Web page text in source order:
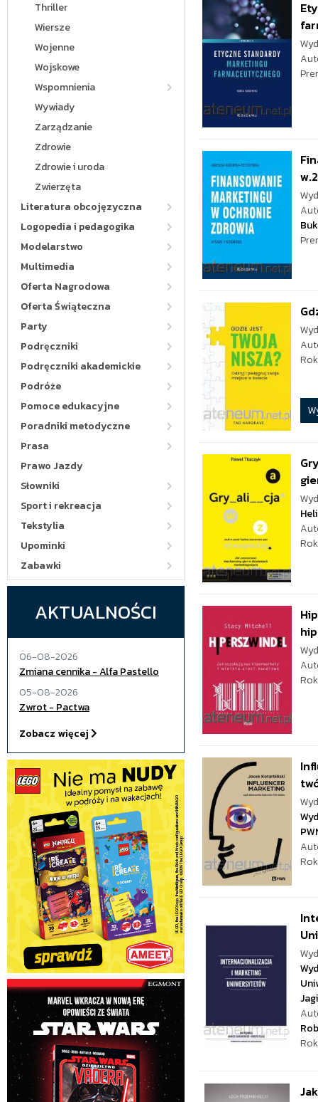
Thriller
Wiersze
Wojenne
Wojskowe
Wspomnienia
Wywiady
Zarządzanie
Zdrowie
Zdrowie i uroda
Zwierzęta
Literatura obcojęzyczna
Logopedia i pedagogika
Modelarstwo
Multimedia
Oferta Nagrodowa
Oferta Świąteczna
Party
Podręczniki
Podręczniki akademickie
Podróże
Pomoce edukacyjne
Poradniki metodyczne
Prasa
Prawo Jazdy
Słowniki
Sport i rekreacja
Tekstylia
Upominki
Zabawki
AKTUALNOŚCI
06-08-2026
Zmiana cennika - Alfa Pastello
05-08-2026
Zwrot - Pactwa
Zobacz więcej
w.2